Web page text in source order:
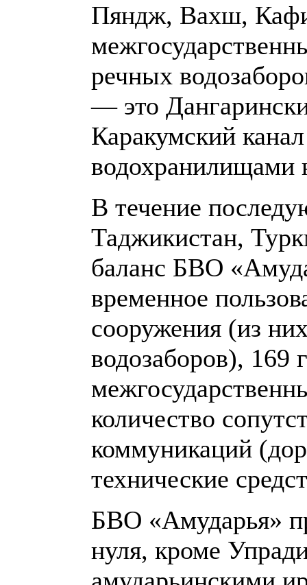
Пяндж, Вахш,
речных
— это
Каракумский
водохранилищами
В течение
Таджикистан,
баланс БВО
временное
сооружения (из
водозаборов), 169
количество
коммуникаций
технические
БВО «Амударья»
нуля, кроме